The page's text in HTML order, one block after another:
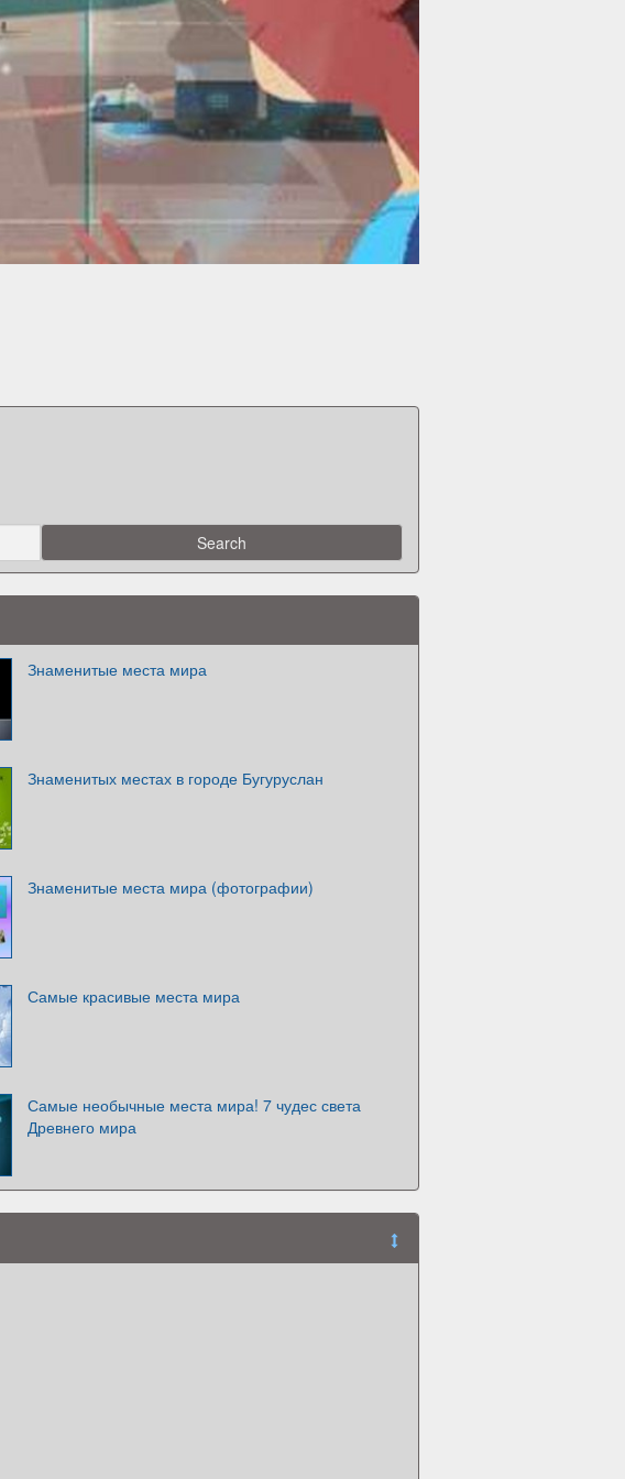
Знаменитые места мира
Знаменитых местах в городе Бугуруслан
Знаменитые места мира (фотографии)
Самые красивые места мира
Самые необычные места мира! 7 чудес света
Древнего мира